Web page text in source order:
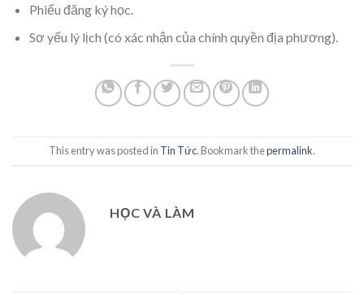
Phiếu đăng ký học.
Sơ yếu lý lịch (có xác nhận của chính quyền địa phương).
This entry was posted in Tin Tức. Bookmark thepermalink.
HỌC VÀ LÀM